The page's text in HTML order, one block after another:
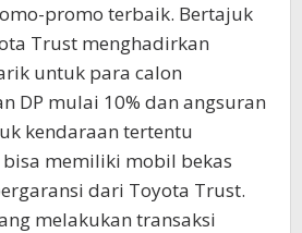
promo terbaik. Bertajuk
Trust menghadirkan
untuk para calon
DP mulai 10% dan angsuran
kendaraan tertentu
memiliki mobil bekas
dari Toyota Trust.
melakukan transaksi